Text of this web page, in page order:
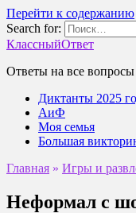
Перейти к содержанию
Search for:
КлассныйОтвет
Ответы на все вопросы
Диктанты 2025
АиФ
Моя семья
Большая
Главная » Игры и
Неформал с